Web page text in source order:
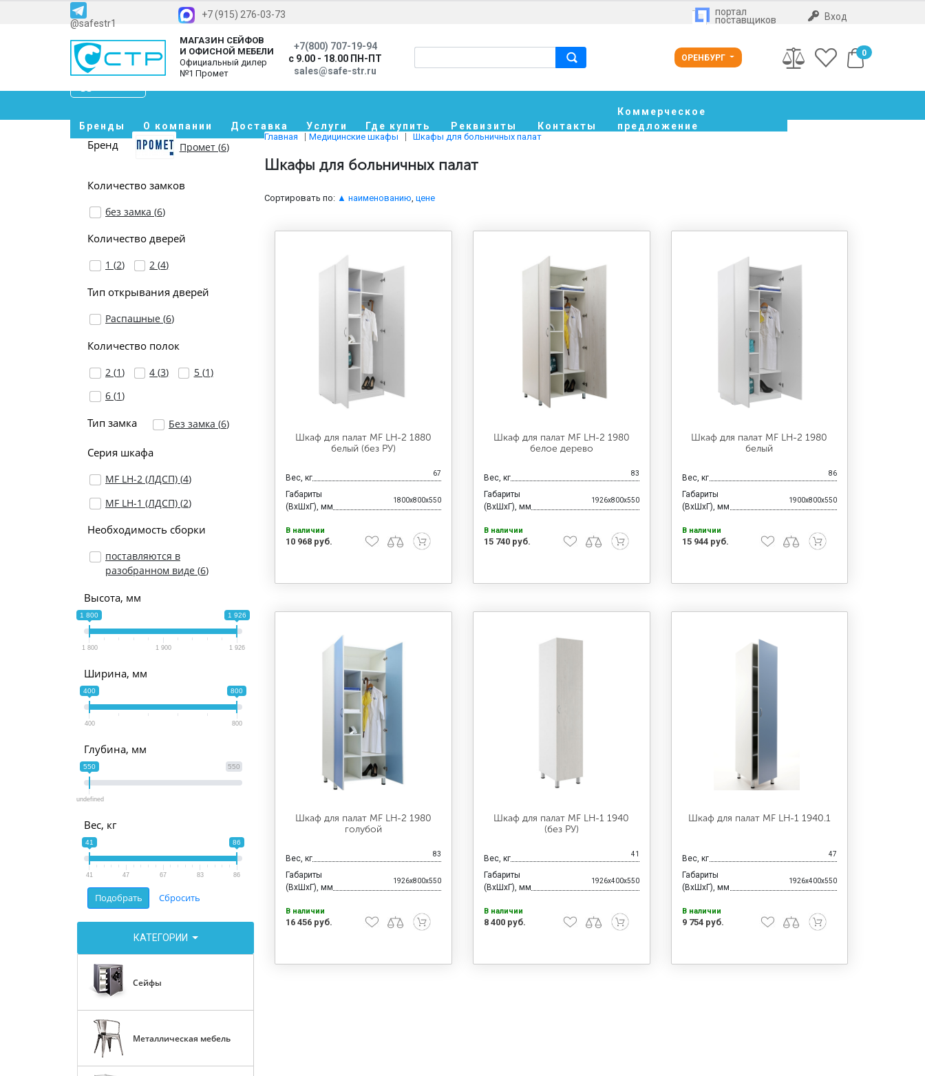
@safestr1
+7 (915) 276-03-73 портал
поставщиков Вход
МАГАЗИН СЕЙФОВ
И ОФИСНОЙ МЕБЕЛИ
Официальный дилер
№1 Промет
+7(800) 707-19-94
с 9.00 - 18.00 ПН-ПТ
sales@safe-str.ru
ОРЕНБУРГ 0
Бренды О компании Доставка Услуги Где купить Реквизиты Контакты
Коммерческое
предложение
Бренд Промет (6)
Количество замков
без замка (6)
Количество дверей
1 (2) 2 (4)
Тип открывания дверей
Распашные (6)
Количество полок
2 (1) 4 (3) 5 (1)
6 (1)
Тип замка Без замка (6)
Серия шкафа
MF LH-2 (ЛДСП) (4)
МF LH-1 (ЛДСП) (2)
Необходимость сборки
поставляются в
разобранном виде (6)
Высота, мм
1 800 1 926
1 800 1 900 1 926
Ширина, мм
400 800
400 800
Глубина, мм
550
550
undefined
Вес, кг
41 86
41 47 67 83 86
КАТЕГОРИИ
Сейфы
Металлическая мебель
Главная Медицинские шкафы Шкафы для больничных палат
Шкафы для больничных палат
Сортировать по: ▲ наименованию,цене
Шкаф для палат MF LH-2 1880
белый (без РУ)
Вес, кг 67
Габариты
(ВхШхГ), мм
1800x800x550
В наличии
10 968 руб.
Шкаф для палат MF LH-2 1980
белое дерево
Вес, кг 83
Габариты
(ВхШхГ), мм
1926x800x550
В наличии
15 740 руб.
Шкаф для палат MF LH-2 1980
белый
Вес, кг 86
Габариты
(ВхШхГ), мм
1900x800x550
В наличии
15 944 руб.
Шкаф для палат MF LH-2 1980
голубой
Вес, кг 83
Габариты
(ВхШхГ), мм
1926x800x550
В наличии
16 456 руб.
Шкаф для палат МF LH-1 1940
(без РУ)
Вес, кг 41
Габариты
(ВхШхГ), мм
1926x400x550
В наличии
8 400 руб.
Шкаф для палат МF LH-1 1940.1
Вес, кг 47
Габариты
(ВхШхГ), мм
1926x400x550
В наличии
9 754 руб.